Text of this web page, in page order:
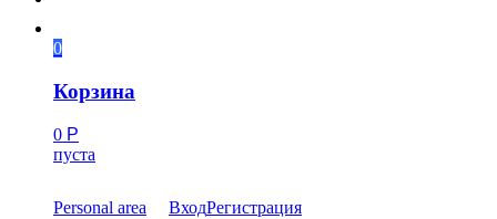
0
Корзина
0 Р
пуста
Personal area ВходРегистрация